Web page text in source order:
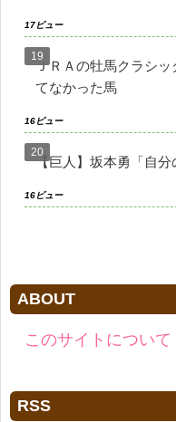
17ビュー
ＪＲＡの牡馬クラシ
てなかった馬
16ビュー
【巨人】坂本勇「自分
16ビュー
ABOUT
このサイトについて
RSS